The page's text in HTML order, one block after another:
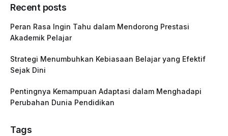
Recent posts
Peran Rasa Ingin Tahu dalam Mendorong Prestasi
Akademik Pelajar
Strategi Menumbuhkan Kebiasaan Belajar yang Efektif
Sejak Dini
Pentingnya Kemampuan Adaptasi dalam Menghadapi
Perubahan Dunia Pendidikan
Tags